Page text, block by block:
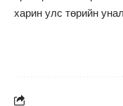
харин улс төрийн